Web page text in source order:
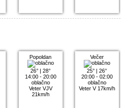
Popoldan
26° |28°
14:00 - 20:00
oblačno
Veter VJV
21km/h
Večer
25° |26°
20:00 - 02:00
oblačno
Veter V 17km/h